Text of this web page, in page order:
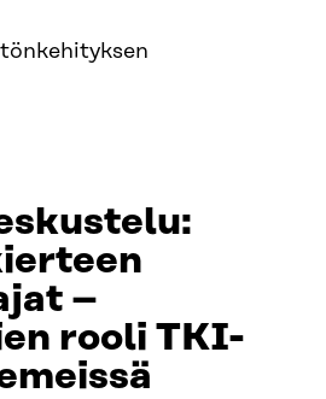
–
rooli TKI-